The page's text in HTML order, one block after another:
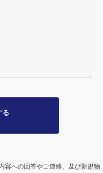
容への回答やご連絡、及び新規物